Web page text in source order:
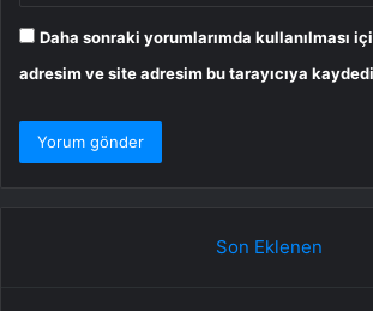
Daha sonraki yorumlarımda kullanılması
adresim ve site adresim bu tarayıcıya
Son Eklenen